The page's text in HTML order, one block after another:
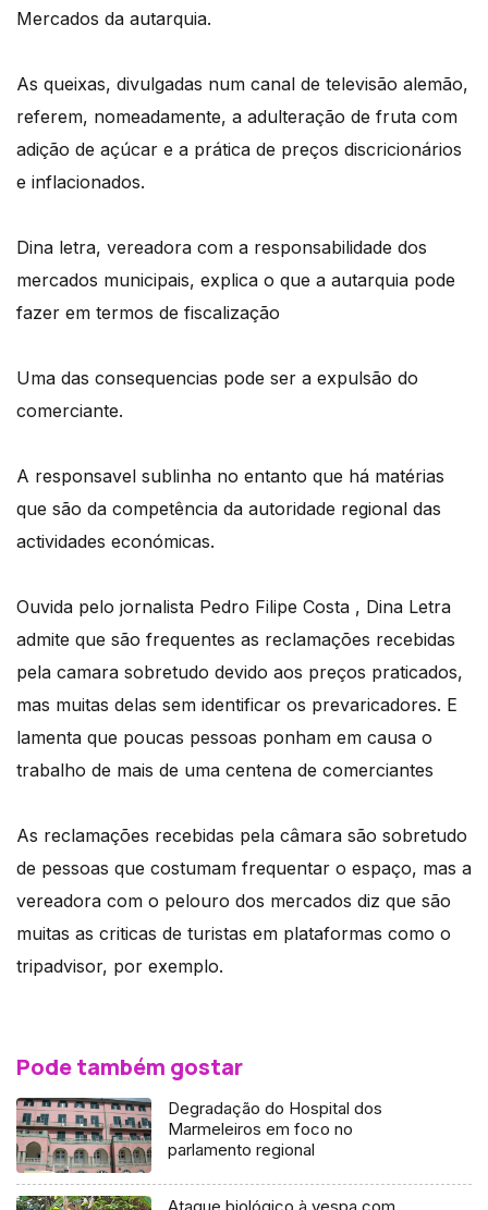
Mercados da autarquia.
As queixas, divulgadas num canal de televisão alemão,
referem, nomeadamente, a adulteração de fruta com
adição de açúcar e a prática de preços discricionários
e inflacionados.
Dina letra, vereadora com a responsabilidade dos
mercados municipais, explica o que a autarquia pode
fazer em termos de fiscalização
Uma das consequencias pode ser a expulsão do
comerciante.
A responsavel sublinha no entanto que há matérias
que são da competência da autoridade regional das
actividades económicas.
Ouvida pelo jornalista Pedro Filipe Costa , Dina Letra
admite que são frequentes as reclamações recebidas
pela camara sobretudo devido aos preços praticados,
mas muitas delas sem identificar os prevaricadores. E
lamenta que poucas pessoas ponham em causa o
trabalho de mais de uma centena de comerciantes
As reclamações recebidas pela câmara são sobretudo
de pessoas que costumam frequentar o espaço, mas a
vereadora com o pelouro dos mercados diz que são
muitas as criticas de turistas em plataformas como o
tripadvisor, por exemplo.
Pode também gostar
Degradação do Hospital dos
Marmeleiros em foco no
parlamento regional